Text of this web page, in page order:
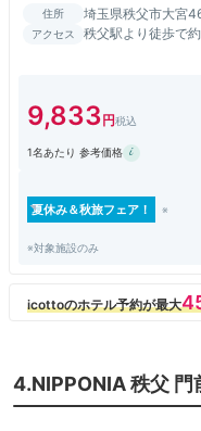
住所 埼玉県秩父市大宮
アクセス 秩父駅より徒歩で
9,833
1名あたり 参考価格
夏休み＆秋旅フェア！
※対象施設のみ
4.NIPPONIA 秩父 門